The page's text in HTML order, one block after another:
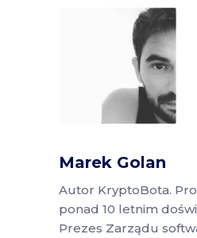
Marek Golan
Autor KryptoBota.
ponad 10 letnim
Prezes Zarządu